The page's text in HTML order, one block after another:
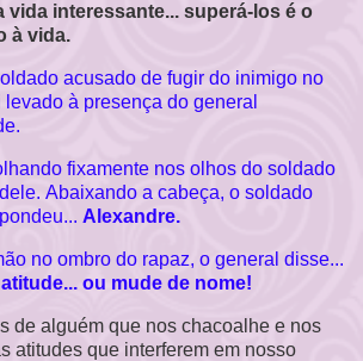
vida interessante... superá-los é o
à vida.
acusado de fugir do inimigo no
à presença do general
fixamente nos olhos do soldado
Abaixando a cabeça, o soldado
Alexandre.
no ombro do rapaz, o general disse...
ou mude de nome!
de alguém que nos chacoalhe e nos
atitudes que interferem em nosso